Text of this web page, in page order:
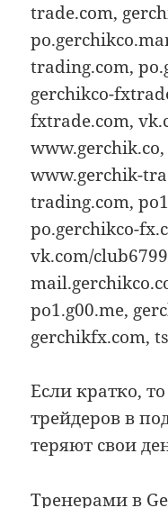
trade.com,
trading.com,
gerchikco-
fxtrade.com,
www.gerchik-
trading.com,
po.gerchikco-
vk.com/
po1.g00.me,
gerchikfx.com,
Если кратко,
трейдеров в
теряют свои
Тренерами в